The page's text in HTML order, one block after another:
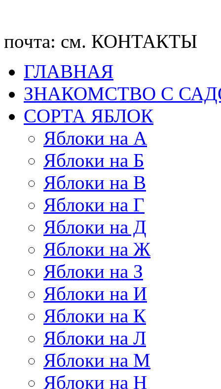
почта: см. КОНТАКТЫ
ГЛАВНАЯ
ЗНАКОМСТВО С
CОРТА ЯБЛОК
Яблоки на А
Яблоки на Б
Яблоки на В
Яблоки на Г
Яблоки на Д
Яблоки на Ж
Яблоки на З
Яблоки на И
Яблоки на К
Яблоки на Л
Яблоки на М
Яблоки на Н